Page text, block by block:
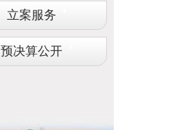
立案服务
预决算公开